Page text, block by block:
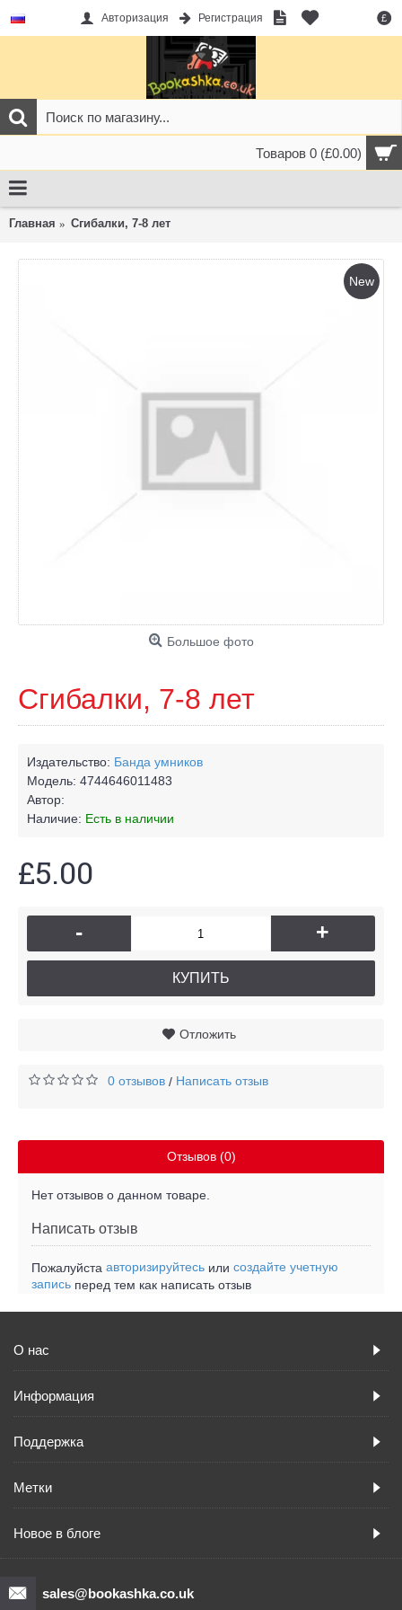
£
Авторизация Регистрация
Товаров 0 (£0.00)
Главная Сгибалки, 7-8 лет
New
Большое фото
Сгибалки, 7-8 лет
Издательство: Банда умников
Модель: 4744646011483
Автор:
Наличие: Есть в наличии
£5.00
- +
КУПИТЬ
Отложить
0 отзывов / Написать отзыв
Отзывов (0)
Нет отзывов о данном товаре.
Написать отзыв
Пожалуйста авторизируйтесь или создайте учетную
запись перед тем как написать отзыв
О нас
Информация
Поддержка
Метки
Новое в блоге
sales@bookashka.co.uk